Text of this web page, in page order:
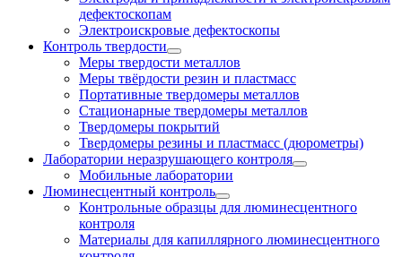
дефектоскопам
Электроискровые дефектоскопы
Контроль твердости
Меры твердости металлов
Меры твёрдости резин и пластмасс
Портативные твердомеры металлов
Стационарные твердомеры металлов
Твердомеры покрытий
Твердомеры резины и пластмасс (дюрометры)
Лаборатории неразрушающего контроля
Мобильные лаборатории
Люминесцентный контроль
Контрольные образцы для люминесцентного
контроля
Материалы для капиллярного люминесцентного